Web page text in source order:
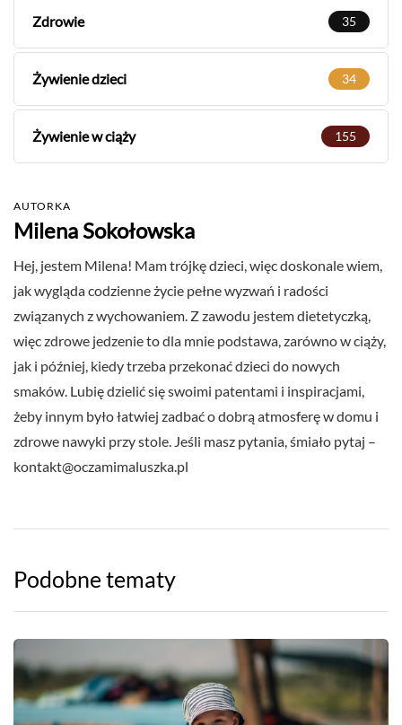
Zdrowie 35
Żywienie dzieci 34
Żywienie w ciąży 155
AUTORKA
Milena Sokołowska
Hej, jestem Milena! Mam trójkę dzieci, więc doskonale wiem,
jak wygląda codzienne życie pełne wyzwań i radości
związanych z wychowaniem. Z zawodu jestem dietetyczką,
więc zdrowe jedzenie to dla mnie podstawa, zarówno w ciąży,
jak i później, kiedy trzeba przekonać dzieci do nowych
smaków. Lubię dzielić się swoimi patentami i inspiracjami,
żeby innym było łatwiej zadbać o dobrą atmosferę w domu i
zdrowe nawyki przy stole. Jeśli masz pytania, śmiało pytaj –
kontakt@oczamimaluszka.pl
Podobne tematy